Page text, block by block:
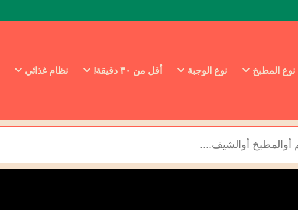
نوع المطبخ نوع الوجبة أقل من ٣٠ دقيقة! نظام غذائي